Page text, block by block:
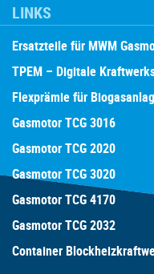
LINKS
Ersatzteile für MWM
TPEM – Digitale
Flexprämie für
Gasmotor TCG 3016
Gasmotor TCG 2020
Gasmotor TCG 3020
Gasmotor TCG 4170
Gasmotor TCG 2032
Container